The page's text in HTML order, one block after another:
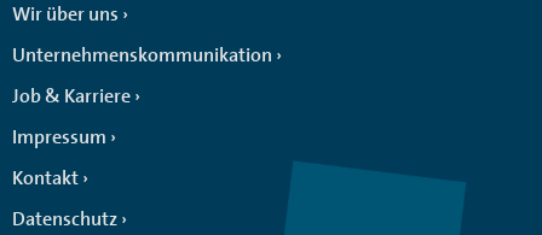
Wir über uns
Unternehmenskommunikation
Job & Karriere
Impressum
Kontakt
Datenschutz